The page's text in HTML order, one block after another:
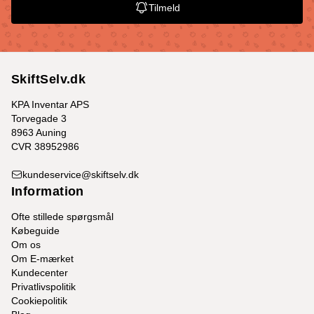
Tilmeld
SkiftSelv.dk
KPA Inventar APS
Torvegade 3
8963 Auning
CVR 38952986
kundeservice@skiftselv.dk
Information
Ofte stillede spørgsmål
Købeguide
Om os
Om E-mærket
Kundecenter
Privatlivspolitik
Cookiepolitik